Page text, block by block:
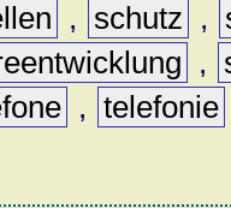
, schutz ,
,
, telefonie